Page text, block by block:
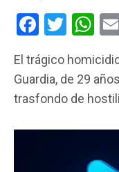
F
ce
b
o
T
tt
er
W
at
s
p
p
El trágico
Guardia, de 29
trasfondo de